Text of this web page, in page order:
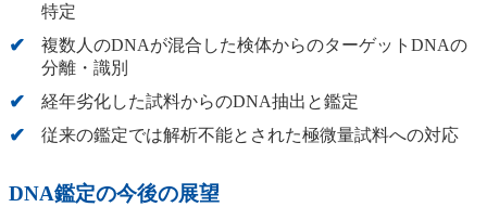
特定
複数人のDNAが混合した検体からのターゲットDNAの
分離・識別
経年劣化した試料からのDNA抽出と鑑定
従来の鑑定では解析不能とされた極微量試料への対応
DNA鑑定の今後の展望